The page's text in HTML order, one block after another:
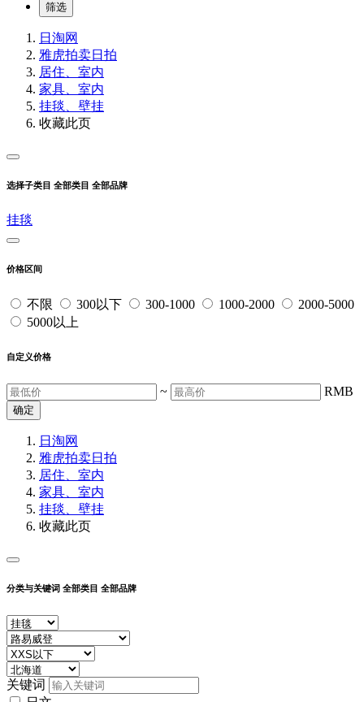
筛选
日淘网
雅虎拍卖日拍
居住、室内
家具、室内
挂毯、壁挂
收藏此页
选择子类目 全部类目 全部品牌
挂毯
价格区间
不限 300以下 300-1000 1000-2000
2000-5000
5000以上
自定义价格
~ RMB
确定
日淘网
雅虎拍卖日拍
居住、室内
家具、室内
挂毯、壁挂
收藏此页
分类与关键词 全部类目 全部品牌
关键词